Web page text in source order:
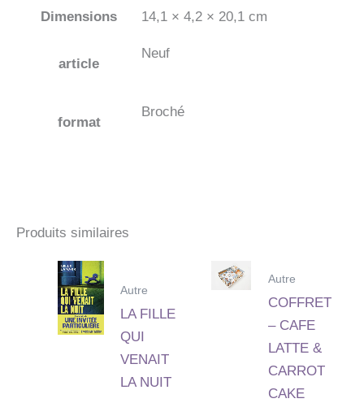
Dimensions 14,1 × 4,2 × 20,1 cm
article
Neuf
format
Broché
Produits similaires
Autre
LA FILLE
QUI
VENAIT
LA NUIT
Autre
COFFRET
– CAFE
LATTE &
CARROT
CAKE